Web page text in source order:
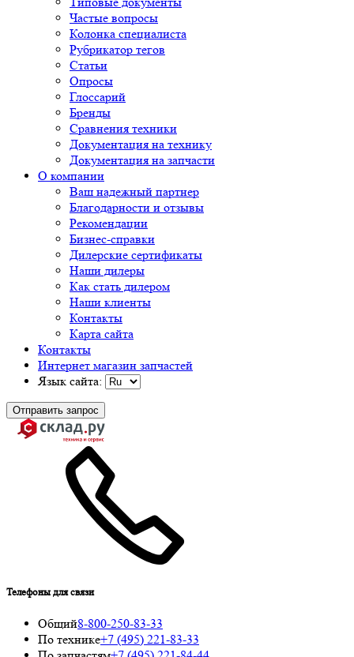
Частые вопросы
Колонка специалиста
Рубрикатор тегов
Статьи
Опросы
Глоссарий
Бренды
Сравнения техники
Документация на технику
Документация на запчасти
О компании
Ваш надежный партнер
Благодарности и отзывы
Рекомендации
Бизнес-справки
Дилерские сертификаты
Наши дилеры
Как стать дилером
Наши клиенты
Контакты
Карта сайта
Контакты
Интернет магазин запчастей
Язык сайта:
Отправить запрос
Телефоны для связи
Общий8-800-250-83-33
По технике+7 (495) 221-83-33